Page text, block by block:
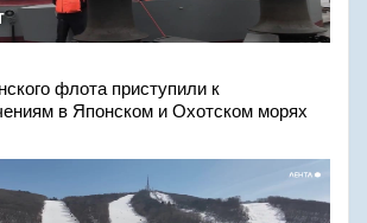
флота приступили к
в Японском и Охотском морях